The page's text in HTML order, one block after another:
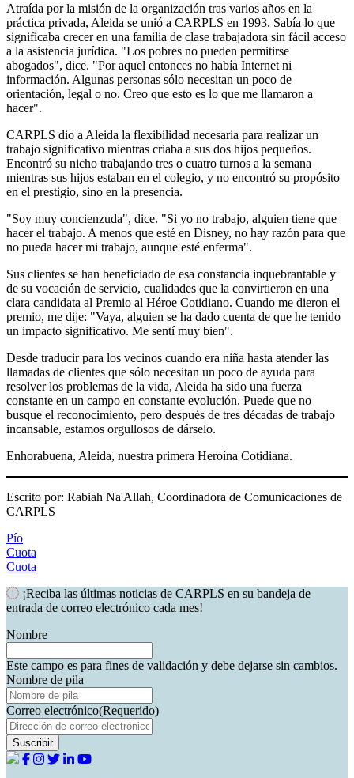
Atraída por la misión de la organización tras varios años en la
práctica privada, Aleida se unió a CARPLS en 1993. Sabía lo que
significaba crecer en una familia de clase trabajadora sin fácil acceso
a la asistencia jurídica. "Los pobres no pueden permitirse
abogados", dice. "Por aquel entonces no había Internet ni
información. Algunas personas sólo necesitan un poco de
orientación, legal o no. Creo que esto es lo que me llamaron a
hacer".
CARPLS dio a Aleida la flexibilidad necesaria para realizar un
trabajo significativo mientras criaba a sus dos hijos pequeños.
Encontró su nicho trabajando tres o cuatro turnos a la semana
mientras sus hijos estaban en el colegio, y no encontró su propósito
en el prestigio, sino en la presencia.
"Soy muy concienzuda", dice. "Si yo no trabajo, alguien tiene que
hacer el trabajo. A menos que esté en Disney, no hay razón para que
no pueda hacer mi trabajo, aunque esté enferma".
Sus clientes se han beneficiado de esa constancia inquebrantable y
de su vocación de servicio, cualidades que la convirtieron en una
clara candidata al Premio al Héroe Cotidiano. Cuando me dieron el
premio, me dije: "Vaya, alguien se ha dado cuenta de que he tenido
un impacto significativo. Me sentí muy bien".
Desde traducir para los vecinos cuando era niña hasta atender las
llamadas de clientes que sólo necesitan un poco de ayuda para
resolver los problemas de la vida, Aleida ha sido una fuerza
constante en un campo en constante evolución. Puede que no
busque el reconocimiento, pero después de tres décadas de trabajo
incansable, estamos orgullosos de dárselo.
Enhorabuena, Aleida, nuestra primera Heroína Cotidiana.
Escrito por: Rabiah Na'Allah, Coordinadora de Comunicaciones de
CARPLS
Pío
Cuota
Cuota
¡Reciba las últimas noticias de CARPLS en su bandeja de
entrada de correo electrónico cada mes!
Nombre
Este campo es para fines de validación y debe dejarse sin cambios.
Nombre de pila
Correo electrónico(Requerido)